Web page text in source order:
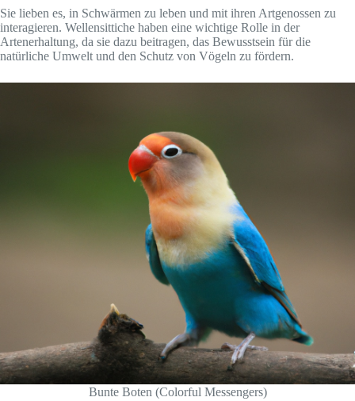
Sie lieben es, in Schwärmen zu leben und mit ihren Artgenossen zu
interagieren. Wellensittiche haben eine wichtige Rolle in der
Artenerhaltung, da sie dazu beitragen, das Bewusstsein für die
natürliche Umwelt und den Schutz von Vögeln zu fördern.
Bunte Boten (Colorful Messengers)